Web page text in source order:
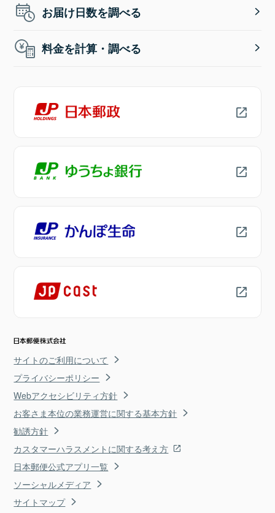
お届け日数を調べる
料金を計算・調べる
サイトのご利用について
プライバシーポリシー
Webアクセシビリティ方針
お客さま本位の業務運営に関する基本方針
勧誘方針
カスタマーハラスメントに関する考え方
日本郵便公式アプリ一覧
ソーシャルメディア
サイトマップ